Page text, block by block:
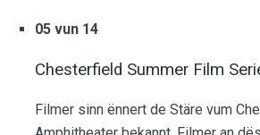
05 vun 14
Chesterfield Summer Film
Filmer sinn ënnert de Stäre vum